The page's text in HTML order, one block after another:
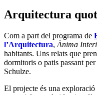
Arquitectura
Com a part del programa de
l’Arquitectura, Ànima
habitants. Uns relats que
dormitoris o patis passant
Schulze.
El projecte és una